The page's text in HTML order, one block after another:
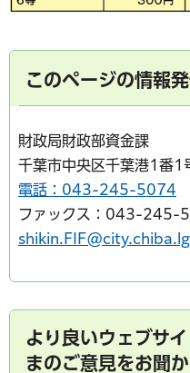
このページの情報
財政局財政部資金課
千葉市中央区千葉港1番
電話：043-245-5074
ファックス：043-245-
より良いウェブサ
まのご意見をお聞